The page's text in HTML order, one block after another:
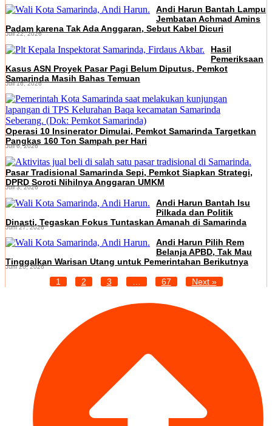
Andi Harun Bantah Lampu
Jembatan Achmad Amins
Padam karena Tak Ada Anggaran, Sebut Kabel Dicuri
Juli 22, 2026
Hasil
Pemeriksaan
Kasus ASN Proyek Pasar Pagi Belum Diputus, Pemkot
Samarinda Masih Bahas Temuan
Juli 16, 2026
Operasi 10 Insinerator Dimulai, Pemkot Samarinda Targetkan
Pangkas 160 Ton Sampah per Hari
Juli 6, 2026
Pasar Tradisional Samarinda Sepi, Pemkot Siapkan Strategi,
DPRD Soroti Nihilnya Anggaran UMKM
Juli 3, 2026
Andi Harun Bantah Isu
Pilkada dan Politik
Dinasti, Tegaskan Fokus Tuntaskan Amanah di Samarinda
Juni 27, 2026
Andi Harun Pilih Rem
Belanja APBD, Tak Mau
Tinggalkan Warisan Utang untuk Pemerintahan Berikutnya
Juni 26, 2026
1 2 3 … 67 Next »